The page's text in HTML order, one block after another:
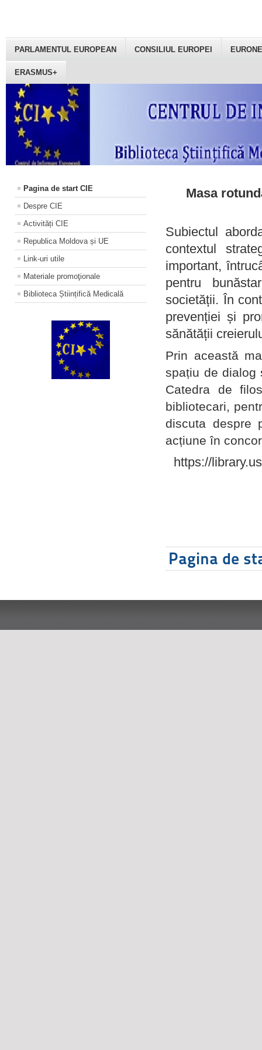
PARLAMENTUL EUROPEAN CONSILIUL EUROPEI
ERASMUS+
Pagina de start CIE
Despre CIE
Activități CIE
Republica Moldova și UE
Link-uri utile
Materiale promoţionale
Biblioteca Științifică Medicală
Masa
Subiectul
contextul
important,
pentru
societății. În
prevenției și
sănătății
Prin această
spațiu de dialog
Catedra de
bibliotecari,
discuta despre
acțiune în
https://
Pagina de